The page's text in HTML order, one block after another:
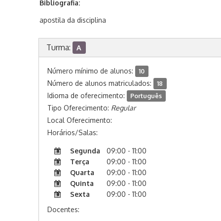
Bibliografia:
apostila da disciplina
Turma: A
Número mínimo de alunos: 10
Número de alunos matriculados: 18
Idioma de oferecimento: Português
Tipo Oferecimento: Regular
Local Oferecimento:
Horários/Salas:
Segunda
09:00 - 11:00
Terça
09:00 - 11:00
Quarta
09:00 - 11:00
Quinta
09:00 - 11:00
Sexta
09:00 - 11:00
Docentes: